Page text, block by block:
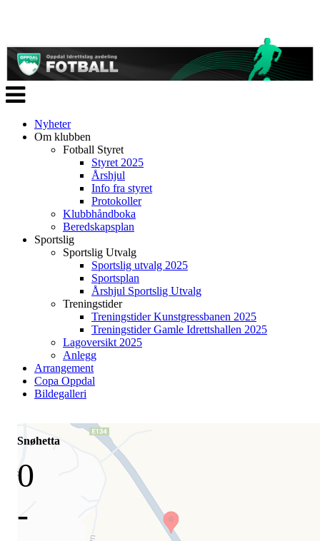
Veksle
navigasjon
Nyheter
Om klubben
Fotball Styret
Styret 2025
Årshjul
Info fra styret
Protokoller
Klubbhåndboka
Beredskapsplan
Sportslig
Sportslig Utvalg
Sportslig utvalg 2025
Sportsplan
Årshjul Sportslig Utvalg
Treningstider
Treningstider Kunstgressbanen 2025
Treningstider Gamle Idrettshallen 2025
Lagoversikt 2025
Anlegg
Arrangement
Copa Oppdal
Bildegalleri
Snøhetta
0
-